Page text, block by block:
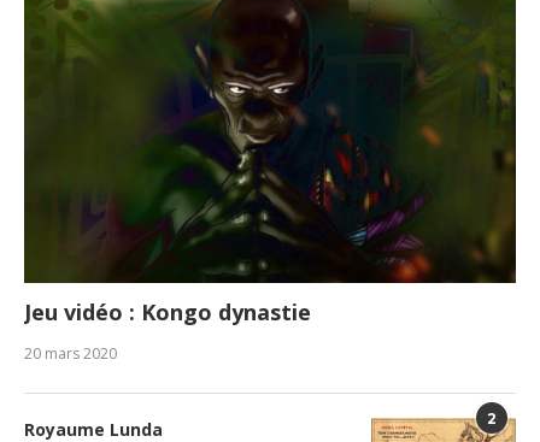
Jeu vidéo : Kongo dynastie
20 mars 2020
2
Royaume Lunda